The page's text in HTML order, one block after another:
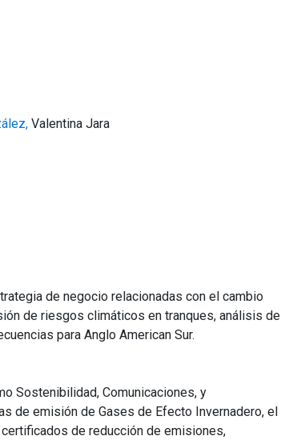
Valentina Jara
de negocio relacionadas con el cambio
de riesgos climáticos en tranques, análisis de
para Anglo American Sur.
Sostenibilidad, Comunicaciones, y
de emisión de Gases de Efecto Invernadero, el
de reducción de emisiones,